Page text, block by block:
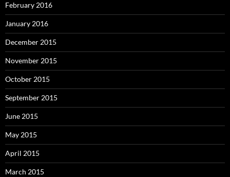
February 2016
January 2016
December 2015
November 2015
October 2015
September 2015
June 2015
May 2015
April 2015
March 2015